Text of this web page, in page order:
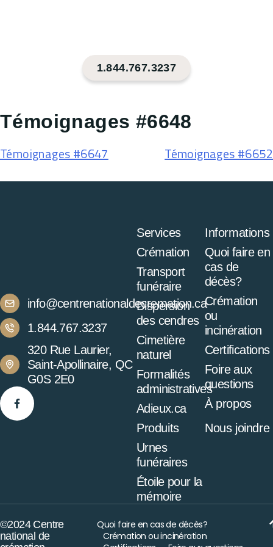
1.844.767.3237
Témoignages #6648
Témoignages #6647 Témoignages #6652
info@centrenationaldecremation.ca
1.844.767.3237
320 Rue Laurier,
Saint-Apollinaire, QC
G0S 2E0
Services
Crémation
Transport
funéraire
Dispersion
des cendres
Cimetière
naturel
Formalités
administratives
Adieux.ca
Produits
Urnes
funéraires
Étoile pour la
mémoire
Informations
Quoi faire en
cas de
décès?
Crémation
ou
incinération
Certifications
Foire aux
questions
À propos
Nous joindre
©2024 Centre
national de
Quoi faire en cas de décès?
Crémation ou incinération